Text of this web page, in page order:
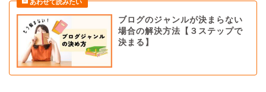
ブログのジャンルが決まらない
場合の解決方法【３ステップで
決まる】